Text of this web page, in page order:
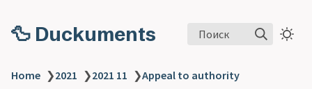
🦆 Duckuments Поиск
Home ❯2021 ❯2021 11 ❯Appeal to authority